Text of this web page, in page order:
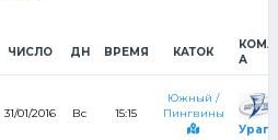
ЧИСЛО ДН ВРЕМЯ КАТОК
А
31/01/2016 Вс 15:15
Южный /
Пингвины